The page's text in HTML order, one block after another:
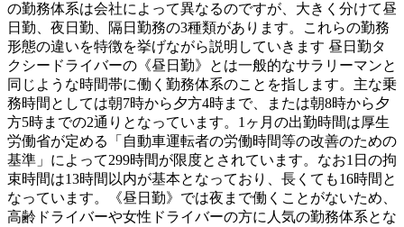
の勤務体系は会社によって異なるのですが、大きく分けて昼
日勤、夜日勤、隔日勤務の3種類があります。これらの勤務
形態の違いを特徴を挙げながら説明していきます 昼日勤タ
クシードライバーの《昼日勤》とは一般的なサラリーマンと
同じような時間帯に働く勤務体系のことを指します。主な乗
務時間としては朝7時から夕方4時まで、または朝8時から夕
方5時までの2通りとなっています。1ヶ月の出勤時間は厚生
労働省が定める「自動車運転者の労働時間等の改善のための
基準」によって299時間が限度とされています。なお1日の拘
束時間は13時間以内が基本となっており、長くても16時間と
なっています。《昼日勤》では夜まで働くことがないため、
高齢ドライバーや女性ドライバーの方に人気の勤務体系とな